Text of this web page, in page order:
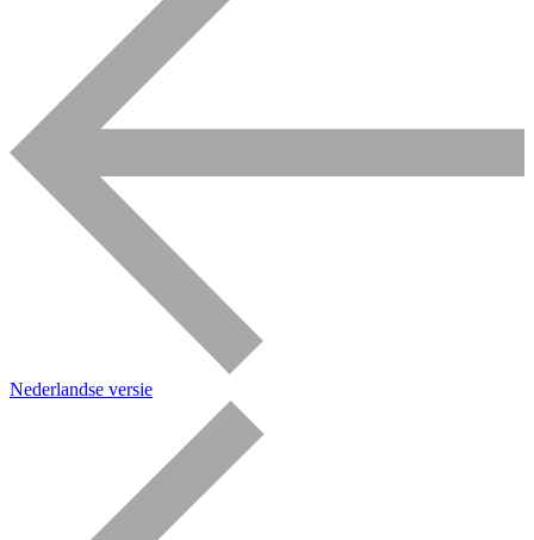
Nederlandse versie